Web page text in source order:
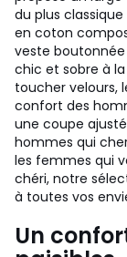
du plus
en coton
veste
chic et sobre à
toucher velours,
confort des
une coupe
hommes qui
les femmes qui
chéri, notre
à toutes vos
Un